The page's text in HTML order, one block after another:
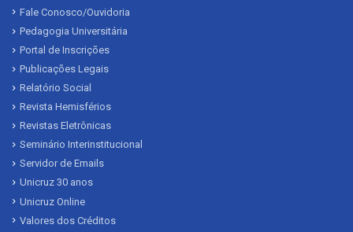
Fale Conosco/Ouvidoria
Pedagogia Universitária
Portal de Inscrições
Publicações Legais
Relatório Social
Revista Hemisférios
Revistas Eletrônicas
Seminário Interinstitucional
Servidor de Emails
Unicruz 30 anos
Unicruz Online
Valores dos Créditos